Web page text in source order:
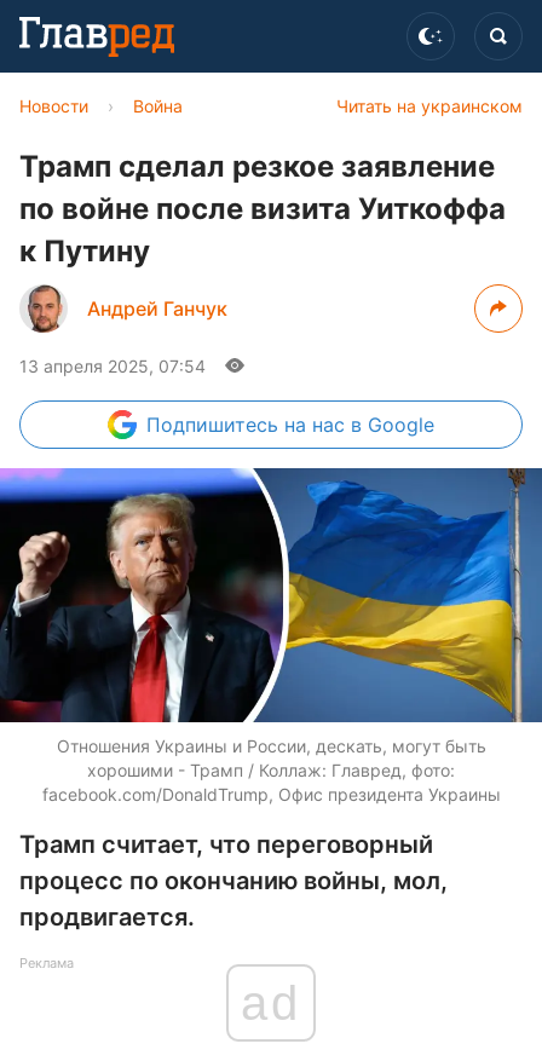
Читать на украинском
Новости › Война
Трамп сделал резкое заявление
по войне после визита Уиткоффа
к Путину
Андрей Ганчук
13 апреля 2025, 07:54
Подпишитесь на нас в Google
Отношения Украины и России, дескать, могут быть
хорошими - Трамп / Коллаж: Главред, фото:
facebook.com/DonaldTrump, Офис президента Украины
Трамп считает, что переговорный
процесс по окончанию войны, мол,
продвигается.
Реклама
ad